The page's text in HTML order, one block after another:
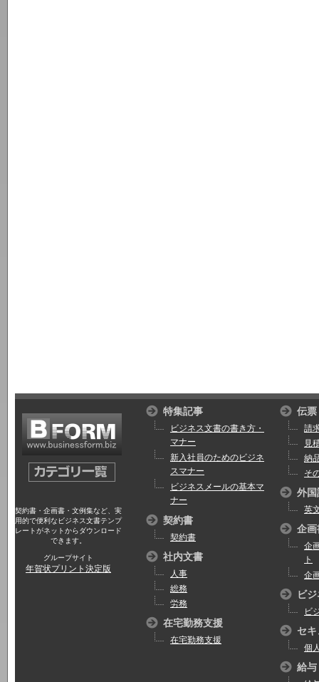
契約書・企画書・文例集など、実
用的で便利なビジネス文書テンプ
レートがネットからダウンロード
できます。
グループサイト
年賀状プリント決定版
特集記事
ビジネス文書の書き方・
マナー
新入社員のためのビジネ
スマナー
ビジネスメールの基本マ
ナー
契約書
契約書
社内文書
人事
総務
労務
在宅勤務支援
在宅勤務支援
伝票
請
見
納
そ
外国
英
企画
企
ト
企
ビ
ビ
セ
個
給与